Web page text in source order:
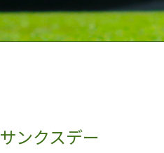
サンクスデー